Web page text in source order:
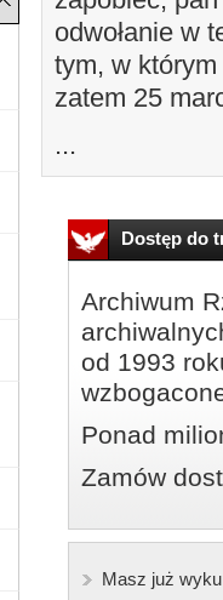
odwołanie w
tym, w którym
zatem 25
...
Dostęp do
Archiwum
od 1993
Ponad
Zamów
Masz już